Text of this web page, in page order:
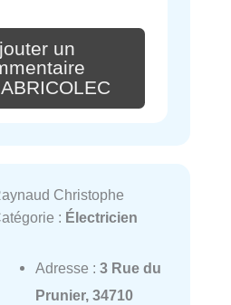
un
Christophe
: Électricien
Adresse : 3 Rue du
Prunier, 34710